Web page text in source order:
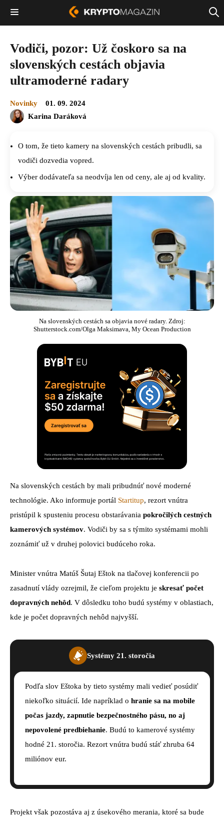
Vodiči, pozor: Už čoskoro sa na
slovenských cestách objavia
ultramoderné radary
Novinky
01. 09. 2024
Karina Daráková
O tom, že tieto kamery na slovenských cestách pribudli, sa
vodiči dozvedia vopred.
Výber dodávateľa sa neodvíja len od ceny, ale aj od kvality.
Na slovenských cestách sa objavia nové radary. Zdroj:
Shutterstock.com/Olga Maksimava, My Ocean Production
Na slovenských cestách by mali pribudnúť nové moderné
technológie. Ako informuje portál Startitup, rezort vnútra
pristúpil k spusteniu procesu obstarávania pokročilých cestných
kamerových systémov. Vodiči by sa s týmito systémami mohli
zoznámiť už v druhej polovici budúceho roka.
Minister vnútra Matúš Šutaj Eštok na tlačovej konferencii po
zasadnutí vlády ozrejmil, že cieľom projektu je skresať počet
dopravných nehôd. V dôsledku toho budú systémy v oblastiach,
kde je počet dopravných nehôd najvyšší.
Systémy 21. storočia
Podľa slov Eštoka by tieto systémy mali vedieť posúdiť
niekoľko situácií. Ide napríklad o hranie sa na mobile
počas jazdy, zapnutie bezpečnostného pásu, no aj
nepovolené predbiehanie. Budú to kamerové systémy
hodné 21. storočia. Rezort vnútra budú stáť zhruba 64
miliónov eur.
Projekt však pozostáva aj z úsekového merania, ktoré sa bude